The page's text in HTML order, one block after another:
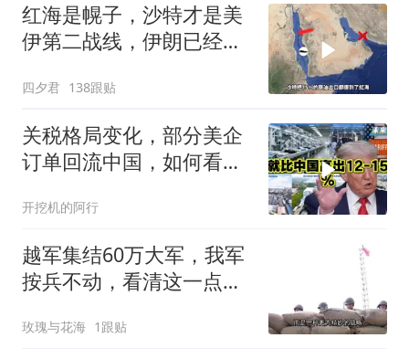
红海是幌子，沙特才是美
伊第二战线，伊朗已经输
四夕君 138跟贴
关税格局变化，部分美企
订单回流中国，如何看待
听听
开挖机的阿行
越军集结60万大军，我军
按兵不动，看清这一点便
玫瑰与花海 1跟贴